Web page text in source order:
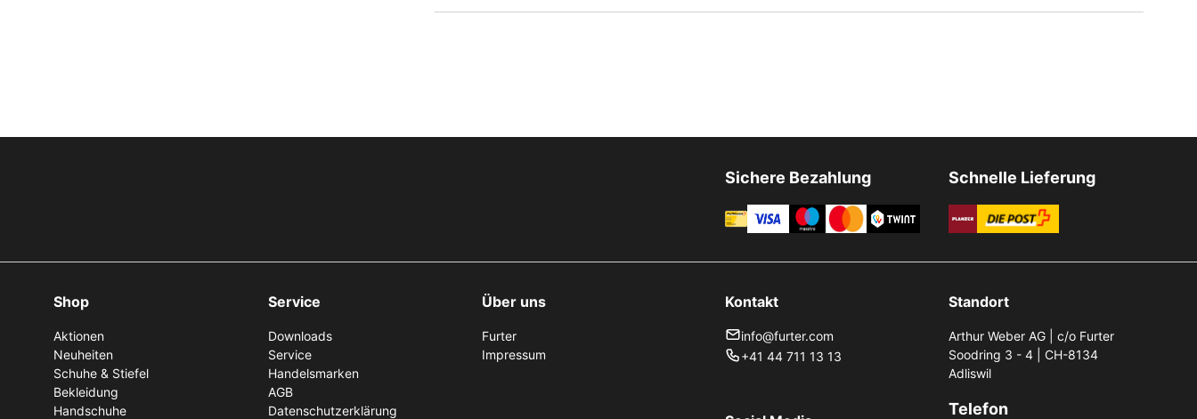
Sichere Bezahlung Schnelle Lieferung
Shop
Aktionen
Neuheiten
Schuhe & Stiefel
Bekleidung
Handschuhe
Service
Downloads
Service
Handelsmarken
AGB
Datenschutzerklärung
Über uns
Furter
Impressum
Kontakt
info@furter.com
+41 44 711 13 13
Standort
Arthur Weber AG | c/o Furter
Soodring 3 - 4 | CH-8134
Adliswil
Telefon